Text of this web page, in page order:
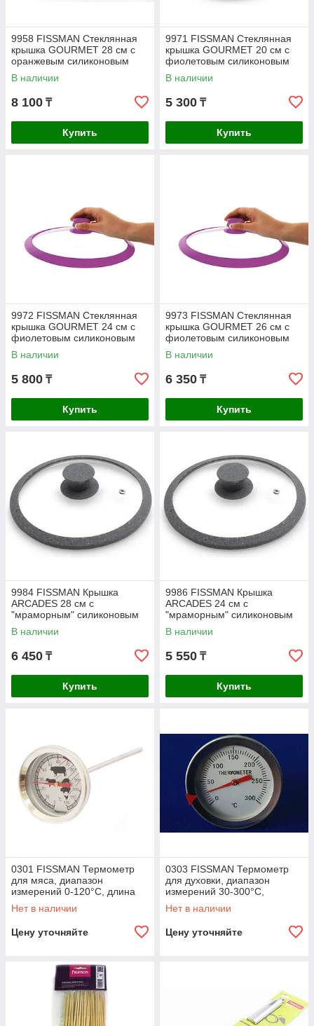
9958 FISSMAN Стеклянная
крышка GOURMET 28 см с
оранжевым силиконовым
ободком
В наличии
8 100 ₸
Купить
9971 FISSMAN Стеклянная
крышка GOURMET 20 см с
фиолетовым силиконовым
ободком
В наличии
5 300 ₸
Купить
9972 FISSMAN Стеклянная
крышка GOURMET 24 см с
фиолетовым силиконовым
ободком
В наличии
5 800 ₸
Купить
9973 FISSMAN Стеклянная
крышка GOURMET 26 см с
фиолетовым силиконовым
ободком
В наличии
6 350 ₸
Купить
9984 FISSMAN Крышка
ARCADES 28 см с
"мраморным" силиконовым
ободком (жаропрочное
стекло)
В наличии
6 450 ₸
Купить
9986 FISSMAN Крышка
ARCADES 24 см с
"мраморным" силиконовым
ободком, цвет СЕРЫЙ
(жаропрочное стекло)
В наличии
5 550 ₸
Купить
0301 FISSMAN Термометр
для мяса, диапазон
измерений 0-120°C, длина
щупа 13 см
Нет в наличии
Цену уточняйте
0303 FISSMAN Термометр
для духовки, диапазон
измерений 30-300°C,
диаметр 5 см
Нет в наличии
Цену уточняйте